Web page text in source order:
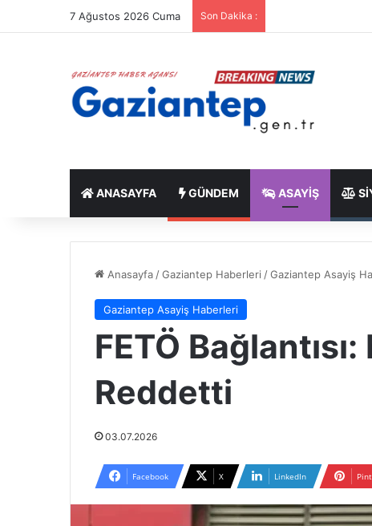
7 Ağustos 2026 Cuma Son Dakika :
ANASAYFA GÜNDEM ASAYIŞ
Anasayfa /Gaziantep Haberleri /Gaziantep Asayiş
Gaziantep Asayiş Haberleri
FETÖ
Reddetti
03.07.2026
Facebook X LinkedIn